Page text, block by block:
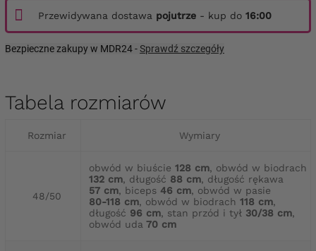
Przewidywana dostawa pojutrze - kup do 16:00
Bezpieczne zakupy w MDR24 -Sprawdź szczegóły
Tabela rozmiarów
Rozmiar Wymiary
48/50
obwód w biuście 128 cm, obwód w biodrach
132 cm, długość 88 cm, długość rękawa
57 cm, biceps 46 cm, obwód w pasie
80-118 cm, obwód w biodrach 118 cm,
długość 96 cm, stan przód i tył 30/38 cm,
obwód uda 70 cm